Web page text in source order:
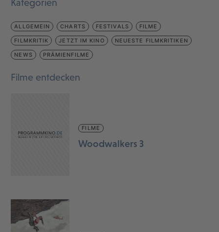
Kategorien
ALLGEMEIN CHARTS FESTIVALS FILME
FILMKRITIK JETZT IM KINO NEUESTE FILMKRITIKEN
NEWS PRÄMIENFILME
Filme entdecken
FILME
Woodwalkers 3